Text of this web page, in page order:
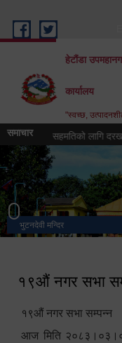
हेटौंडा
कार्यालय
"स्वच्छ,
समाचार
सरुवा सहमतिको लागि दरखास्त
भुटनदेवी मन्दिर
स्मारक
हेटौंडा उपमहानगरपालिका नगर
मनकामना डाँडाबाट देखिएको दृश्य
१९औं नगर सभा
१९औं नगर सभा सम्पन्न
आज मिति